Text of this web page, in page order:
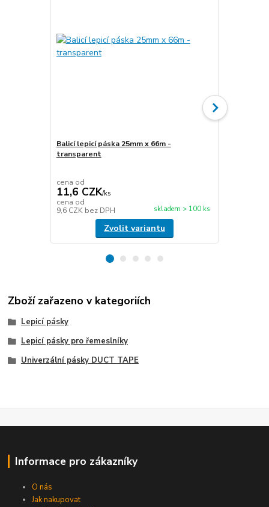
Balicí lepicí páska 25mm x 66m -
transparent
cena od
11,6 CZK/ks
cena od
9,6 CZK bez DPH skladem > 100 ks
Zvolit variantu
Zboží zařazeno v kategoriích
Lepicí pásky
Lepicí pásky pro řemeslníky
Univerzální pásky DUCT TAPE
Informace pro zákazníky
O nás
Jak nakupovat